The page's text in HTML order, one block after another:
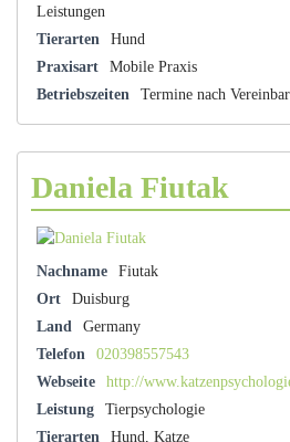
Leistungen
Tierarten
Hund
Praxisart
Mobile Praxis
Betriebszeiten
Termine nach
Daniela Fiutak
Nachname
Fiutak
Ort
Duisburg
Land
Germany
Telefon
020398557543
Webseite
http://
Leistung
Tierpsychologie
Tierarten
Hund, Katze